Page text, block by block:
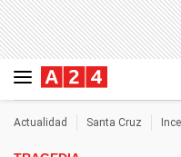
Actualidad Santa Cruz